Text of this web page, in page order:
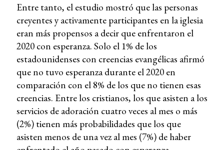
Entre tanto, el estudio mostró que las personas
creyentes y activamente participantes en la iglesia
eran más propensos a decir que enfrentaron el
2020 con esperanza. Solo el 1% de los
estadounidenses con creencias evangélicas afirmó
que no tuvo esperanza durante el 2020 en
comparación con el 8% de los que no tienen esas
creencias. Entre los cristianos, los que asisten a los
servicios de adoración cuatro veces al mes o más
(2%) tienen más probabilidades que los que
asisten menos de una vez al mes (7%) de haber